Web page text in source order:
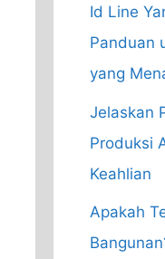
Id Line
Panduan
yang
Jelaskan
Produksi
Keahlian
Apakah